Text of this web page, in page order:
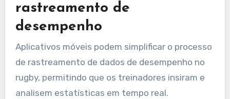
rastreamento de
desempenho
Aplicativos móveis podem simplificar o processo
de rastreamento de dados de desempenho no
rugby, permitindo que os treinadores insiram e
analisem estatísticas em tempo real.